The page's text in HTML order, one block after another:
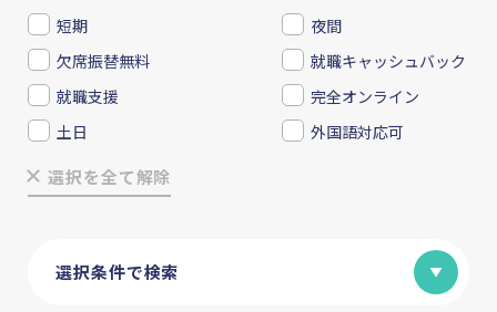
短期
夜間
欠席振替無料
就職キャッシュバック
就職支援
完全オンライン
土日
外国語対応可
選択を全て解除
選択条件で検索